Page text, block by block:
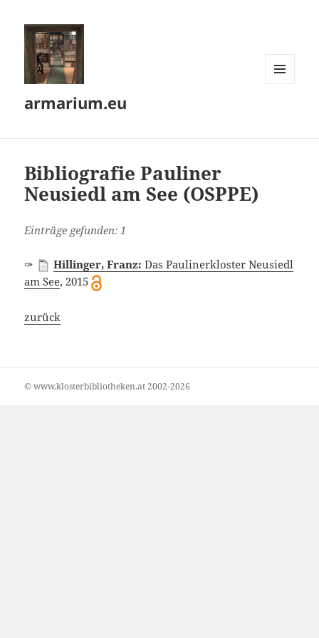
armarium.eu
Bibliografie Pauliner
Neusiedl am See (OSPPE)
Einträge gefunden: 1
✑ Hillinger, Franz:Das Paulinerkloster Neusiedl
am See, 2015
zurück
© www.klosterbibliotheken.at 2002-2026